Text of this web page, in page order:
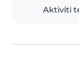
Aktiviti